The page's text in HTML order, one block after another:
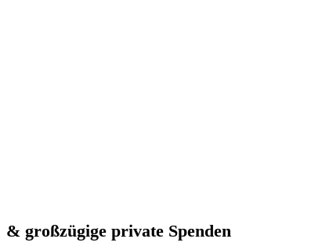
& großzügige private Spenden